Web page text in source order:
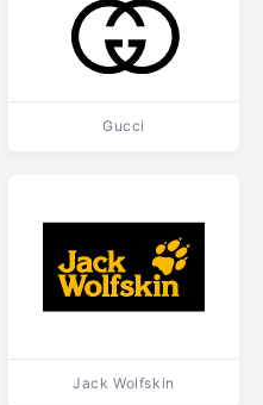
Gucci
Jack Wolfskin